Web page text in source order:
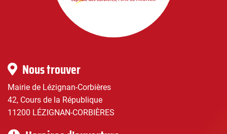
Infos
pratiques
Nous trouver
Mairie de Lézignan-Corbières
42, Cours de la République
11200 LÉZIGNAN-CORBIÈRES